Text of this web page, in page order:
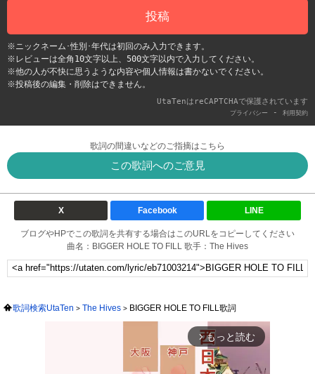
投稿
※ニックネーム･性別･年代は初回のみ入力できます。
※レビューは全角10文字以上、500文字以内で入力してください。
※他の人が不快に思うような内容や個人情報は書かないでください。
※投稿後の編集・削除はできません。
UtaTenはreCAPTCHAで保護されています
プライバシー - 利用契約
歌詞の間違いなどのご指摘はこちら
この歌詞へのご意見
X Facebook LINE
ブログやHPでこの歌詞を共有する場合はこのURLをコピーしてください
曲名：BIGGER HOLE TO FILL 歌手：The Hives
歌詞検索UtaTen The Hives BIGGER HOLE TO FILL歌詞
arrow_forward_ios もっと読む